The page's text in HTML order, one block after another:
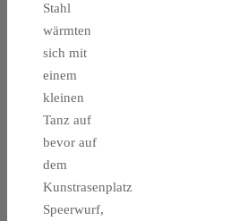
Stahl
wärmten
sich mit
einem
kleinen
Tanz auf
bevor auf
dem
Kunstrasenplatz
Speerwurf,